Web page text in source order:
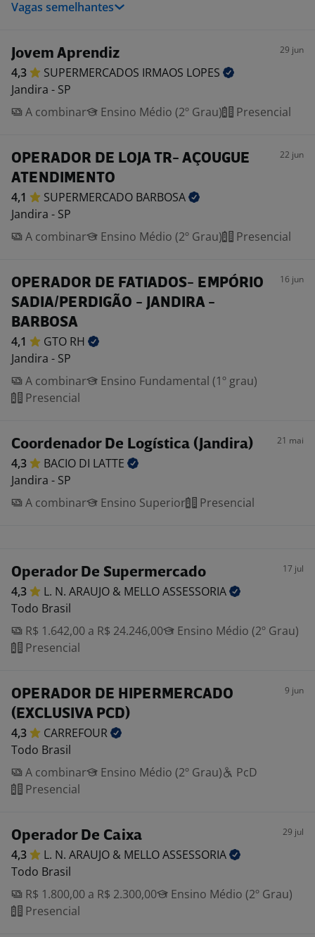
Vagas semelhantes
Jovem Aprendiz 29 jun
4,3 SUPERMERCADOS IRMAOS LOPES
Jandira - SP
A combinar
Ensino Médio (2º Grau) Presencial
OPERADOR DE LOJA TR- AÇOUGUE
ATENDIMENTO
22 jun
4,1 SUPERMERCADO BARBOSA
Jandira - SP
A combinar
Ensino Médio (2º Grau) Presencial
OPERADOR DE FATIADOS- EMPÓRIO
SADIA/PERDIGÃO - JANDIRA -
BARBOSA
16 jun
4,1 GTO RH
Jandira - SP
A combinar
Ensino Fundamental (1º grau)
Presencial
Coordenador De Logística (Jandira) 21 mai
4,3 BACIO DI LATTE
Jandira - SP
A combinar
Ensino Superior Presencial
Operador De Supermercado 17 jul
4,3 L. N. ARAUJO & MELLOASSESSORIA
Todo Brasil
R$ 1.642,00 a R$ 24.246,00
Ensino Médio (2º Grau)
Presencial
OPERADOR DE HIPERMERCADO
(EXCLUSIVA PCD)
9 jun
4,3
CARREFOUR
Todo Brasil
A combinar
Ensino Médio (2º Grau)
PcD
Presencial
Operador De Caixa 29 jul
4,3 L. N. ARAUJO & MELLOASSESSORIA
Todo Brasil
R$ 1.800,00 a R$ 2.300,00
Ensino Médio (2º Grau)
Presencial